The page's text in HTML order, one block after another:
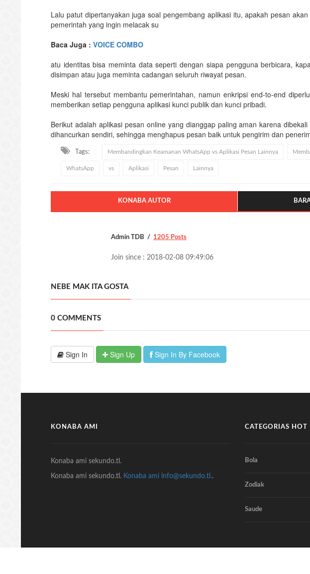
Lalu patut dipertanyakan juga soal pengembang aplikasi itu, apakah pesan
pemerintah yang ingin melacak su
Baca Juga : VOICE COMBO
atu identitas bisa meminta data seperti dengan siapa pengguna berbicara,
disimpan atau juga meminta cadangan seluruh riwayat pesan.
Meski hal tersebut membantu pemerintahan, namun enkripsi end-to-end
memberikan setiap pengguna aplikasi kunci publik dan kunci pribadi.
Berikut adalah aplikasi pesan online yang dianggap paling aman karena
dihancurkan sendiri, sehingga menghapus pesan baik untuk pengirim dan
Tags: Membandingkan Keamanan WhatsApp vs Aplikasi Pesan Lainnya
WhatsApp vs Aplikasi Pesan Lainnya
KONABA AUTOR
Admin TDB 1205 Posts
Join since : 2018-02-08 09:49:06
NEBE MAK ITA GOSTA
0 COMMENTS
Sign In Sign Up Sign In By Facebook
KONABA AMI
Konaba ami sekundo.tl.
Konaba ami sekundo.tl. Konaba ami info@sekundo.tl..
CATEGORIAS HOT
Bola
Zodiak
Saude